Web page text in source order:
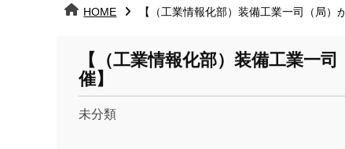
HOME 【（工業情報化部）装備工業一司（局）
【（工業情報化部）装備工業一
催】
未分類